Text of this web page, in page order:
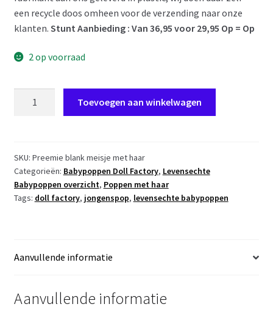
een recycle doos omheen voor de verzending naar onze
klanten. Stunt Aanbieding : Van 36,95 voor 29,95 Op = Op
2 op voorraad
blank
met
blond
haar
Toevoegen aan winkelwagen
SKU: Preemie blank meisje met haar
Categorieën: Babypoppen Doll Factory, Levensechte
Babypoppen overzicht, Poppen met haar
Tags: doll factory, jongenspop, levensechte babypoppen
Aanvullende informatie
Aanvullende informatie